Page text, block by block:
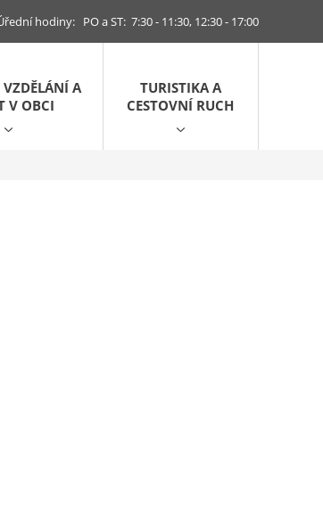
hodiny: PO a ST: 7:30 - 11:30, 12:30 - 17:00
VZDĚLÁNÍ A
V OBCI
TURISTIKA A
CESTOVNÍ RUCH